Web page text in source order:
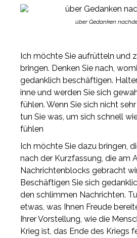
über Gedanken
Ich möchte Sie aufrütteln und
bringen. Denken Sie nach,
gedanklich beschäftigen.
inne und werden Sie sich
fühlen. Wenn Sie sich nicht
tun Sie was, um sich schnell
fühlen
Ich möchte Sie dazu bringen,
nach der Kurzfassung, die am
Nachrichtenblocks gebracht
Beschäftigen Sie sich
den schlimmen Nachrichten.
etwas, was Ihnen Freude
Ihrer Vorstellung, wie die
Krieg ist, das Ende des Kriegs